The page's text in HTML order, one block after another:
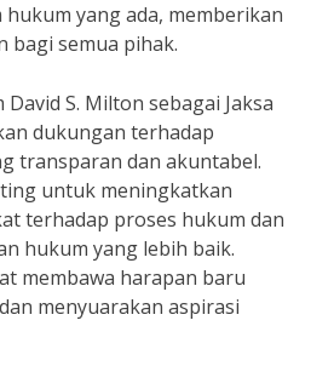
yang ada, memberikan
bagi semua pihak.
S. Milton sebagai Jaksa
dukungan terhadap
transparan dan akuntabel.
untuk meningkatkan
terhadap proses hukum dan
hukum yang lebih baik.
membawa harapan baru
menyuarakan aspirasi